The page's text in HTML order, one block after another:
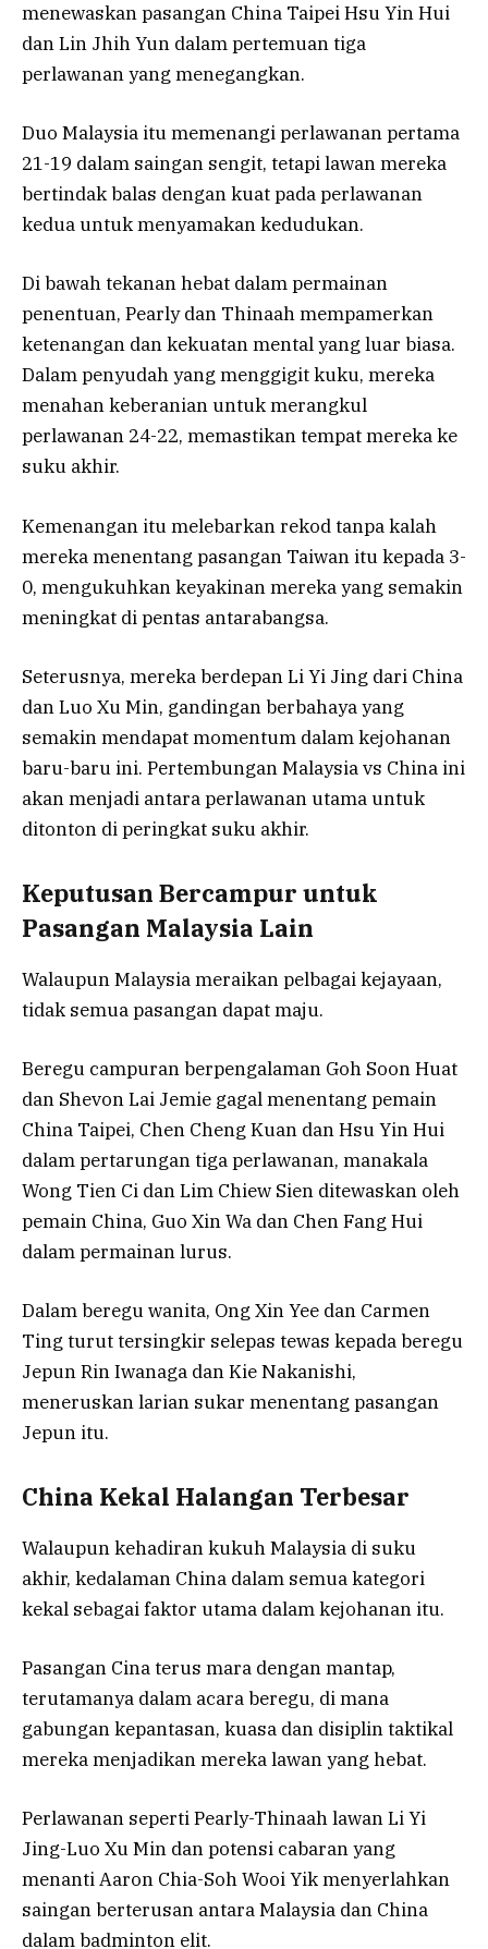
menewaskan pasangan China Taipei Hsu Yin Hui
dan Lin Jhih Yun dalam pertemuan tiga
perlawanan yang menegangkan.
Duo Malaysia itu memenangi perlawanan pertama
21-19 dalam saingan sengit, tetapi lawan mereka
bertindak balas dengan kuat pada perlawanan
kedua untuk menyamakan kedudukan.
Di bawah tekanan hebat dalam permainan
penentuan, Pearly dan Thinaah mempamerkan
ketenangan dan kekuatan mental yang luar biasa.
Dalam penyudah yang menggigit kuku, mereka
menahan keberanian untuk merangkul
perlawanan 24-22, memastikan tempat mereka ke
suku akhir.
Kemenangan itu melebarkan rekod tanpa kalah
mereka menentang pasangan Taiwan itu kepada 3-
0, mengukuhkan keyakinan mereka yang semakin
meningkat di pentas antarabangsa.
Seterusnya, mereka berdepan Li Yi Jing dari China
dan Luo Xu Min, gandingan berbahaya yang
semakin mendapat momentum dalam kejohanan
baru-baru ini. Pertembungan Malaysia vs China ini
akan menjadi antara perlawanan utama untuk
ditonton di peringkat suku akhir.
Keputusan Bercampur untuk
Pasangan Malaysia Lain
Walaupun Malaysia meraikan pelbagai kejayaan,
tidak semua pasangan dapat maju.
Beregu campuran berpengalaman Goh Soon Huat
dan Shevon Lai Jemie gagal menentang pemain
China Taipei, Chen Cheng Kuan dan Hsu Yin Hui
dalam pertarungan tiga perlawanan, manakala
Wong Tien Ci dan Lim Chiew Sien ditewaskan oleh
pemain China, Guo Xin Wa dan Chen Fang Hui
dalam permainan lurus.
Dalam beregu wanita, Ong Xin Yee dan Carmen
Ting turut tersingkir selepas tewas kepada beregu
Jepun Rin Iwanaga dan Kie Nakanishi,
meneruskan larian sukar menentang pasangan
Jepun itu.
China Kekal Halangan Terbesar
Walaupun kehadiran kukuh Malaysia di suku
akhir, kedalaman China dalam semua kategori
kekal sebagai faktor utama dalam kejohanan itu.
Pasangan Cina terus mara dengan mantap,
terutamanya dalam acara beregu, di mana
gabungan kepantasan, kuasa dan disiplin taktikal
mereka menjadikan mereka lawan yang hebat.
Perlawanan seperti Pearly-Thinaah lawan Li Yi
Jing-Luo Xu Min dan potensi cabaran yang
menanti Aaron Chia-Soh Wooi Yik menyerlahkan
saingan berterusan antara Malaysia dan China
dalam badminton elit.